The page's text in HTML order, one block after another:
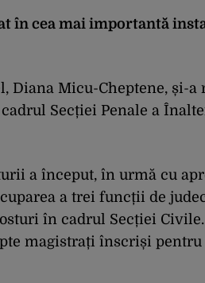
în cea mai importantă
Diana Micu-Cheptene, și-a
Secției Penale a
a început, în urmă cu
a trei funcții de
în cadrul Secției
magistrați înscriși